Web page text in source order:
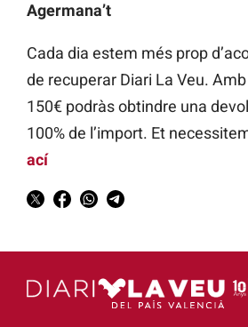
Agermana’t
Cada dia estem més prop
de recuperar Diari La Veu.
150€ podràs obtindre una
100% de l’import. Et
ací